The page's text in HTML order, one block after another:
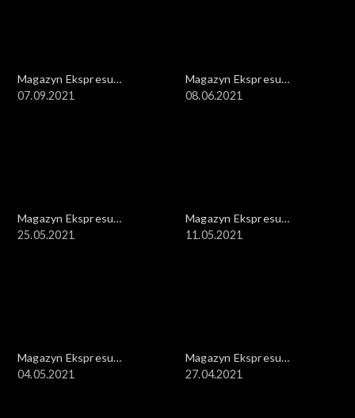
Magazyn Ekspresu
Reporterów
07.09.2021
Magazyn Ekspresu
Reporterów
08.06.2021
Magazyn Ekspresu
Reporterów
25.05.2021
Magazyn Ekspresu
Reporterów
11.05.2021
Magazyn Ekspresu
Reporterów
04.05.2021
Magazyn Ekspresu
Reporterów
27.04.2021